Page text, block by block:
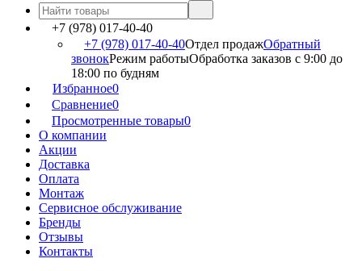
+7 (978) 017-40-40
+7 (978) 017-40-40Отдел продажОбратный
звонокРежим работыОбработка заказов с 9:00 до
18:00 по будням
Избранное0
Сравнение0
Просмотренные товары0
О компании
Акции
Доставка
Оплата
Монтаж
Сервисное обслуживание
Бренды
Отзывы
Контакты